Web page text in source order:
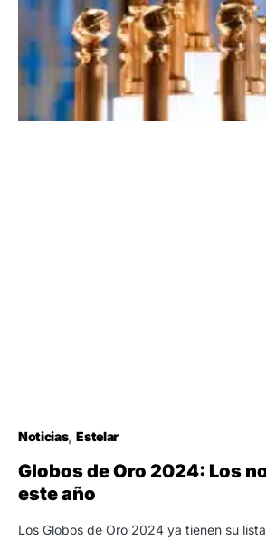
Noticias Estelar
Globos de Oro 2024: Los
este año
Los Globos de Oro 2024 ya tienen su